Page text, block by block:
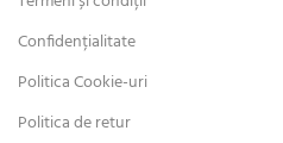
Confidențialitate
Politica Cookie-uri
Politica de retur